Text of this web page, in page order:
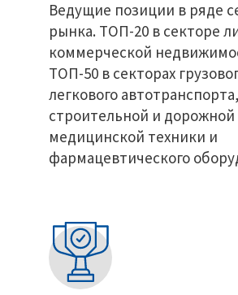
Ведущие позиции в ряде
рынка. ТОП-20 в секторе
коммерческой
ТОП-50 в секторах
легкового автотранспорта,
строительной и дорожной
медицинской техники и
фармацевтического